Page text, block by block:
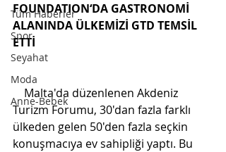
Tüm Haberler
Spor
Seyahat
Moda
Anne-Bebek
FOUNDATION‘DA GASTRONOMİ
ALANINDA ÜLKEMİZİ GTD TEMSİL
ETTİ
Malta'da düzenlenen Akdeniz
Turizm Forumu, 30'dan fazla farklı
ülkeden gelen 50'den fazla seçkin
konuşmacıya ev sahipliği yaptı. Bu